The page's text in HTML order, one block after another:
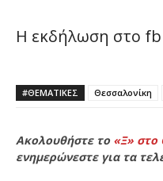
Η εκδήλωση στο fb
#ΘΕΜΑΤΙΚΈΣ Θεσσαλονίκη
Ακολουθήστε το «Ξ» στο
ενημερώνεστε για τα